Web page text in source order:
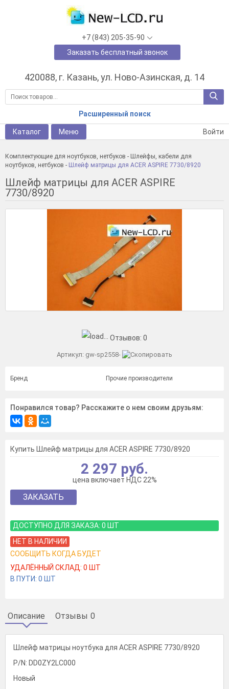
420088, г. Казань, ул. Ново-Азинская, д. 14
Расширенный поиск
+7 (843) 205-35-90
Заказать бесплатный звонок
Каталог Меню Войти
Комплектующие для ноутбуков, нетбуков - Шлейфы, кабели для
ноутбуков, нетбуков - Шлейф матрицы для ACER ASPIRE 7730/8920
Шлейф матрицы для ACER ASPIRE
7730/8920
Отзывов: 0
Артикул: gw-sp2558-
Бренд Прочие производители
Понравился товар? Расскажите о нем своим друзьям:
Купить Шлейф матрицы для ACER ASPIRE 7730/8920
2 297 руб.
цена включает НДС 22%
ЗАКАЗАТЬ
ДОСТУПНО ДЛЯ ЗАКАЗА: 0 ШТ
НЕТ В НАЛИЧИИ
СООБЩИТЬ КОГДА БУДЕТ
УДАЛЁННЫЙ СКЛАД: 0 ШТ
В ПУТИ: 0 ШТ
Описание Отзывы 0
Шлейф матрицы ноутбука для ACER ASPIRE 7730/8920
P/N: DD0ZY2LC000
Новый